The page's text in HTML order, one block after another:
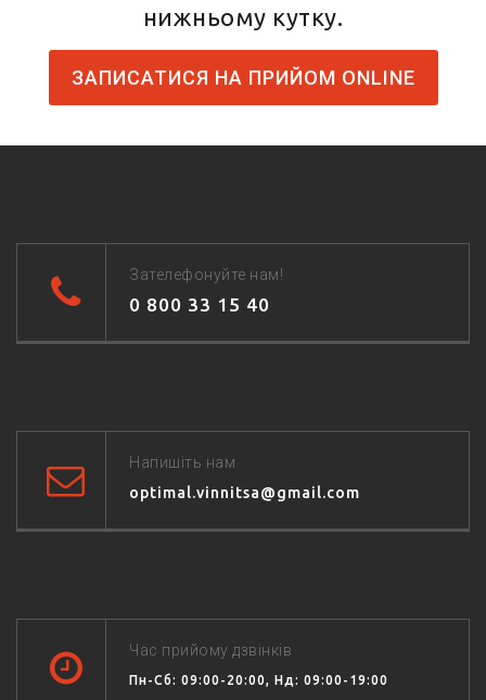
нижньому кутку.
ЗАПИСАТИСЯ НА ПРИЙОМ ONLINE
Зателефонуйте нам!
0 800 33 15 40
Напишіть нам
optimal.vinnitsa@gmail.com
Час прийому дзвінків
Пн-Сб: 09:00-20:00, Нд: 09:00-19:00